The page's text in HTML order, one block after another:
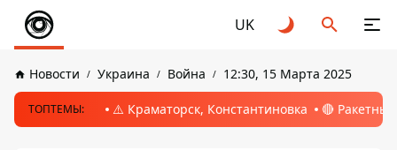
UK
Новости Украина Война 12:30, 15 Марта 2025
ТОПТЕМЫ: ⚠️ Краматорск, Константиновка 🔴